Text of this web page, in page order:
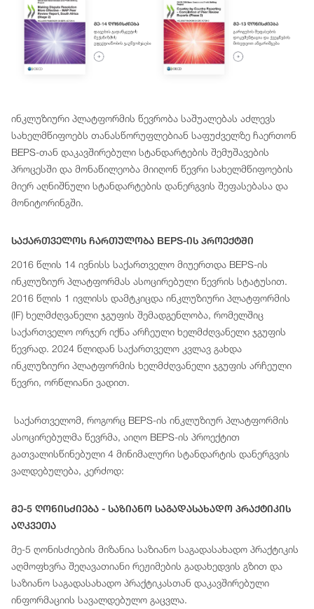
ინკლუზიური პლატფორმის წევრობა საშუალებას აძლევს
სახელმწიფოებს თანასწორუფლებიან საფუძველზე ჩაერთონ
BEPS-თან დაკავშირებული სტანდარტების შემუშავების
პროცესში და მონაწილეობა მიიღონ წევრი სახელმწიფოების
მიერ აღნიშნული სტანდარტების დანერგვის შეფასებასა და
მონიტორინგში.
Საქართველოს Ჩართულობა BEPS-Ის Პროექტში
2016 წლის 14 ივნისს საქართველო მიუერთდა BEPS-ის
ინკლუზიურ პლატფორმას ასოცირებული წევრის სტატუსით.
2016 წლის 1 ივლისს დამტკიცდა ინკლუზიური პლატფორმის
(IF) ხელმძღვანელი ჯგუფის შემადგენლობა, რომელშიც
საქართველო ორჯერ იქნა არჩეული ხელმძღვანელი ჯგუფის
წევრად. 2024 წლიდან საქართველო კვლავ გახდა
ინკლუზიური პლატფორმის ხელმძღვანელი ჯგუფის არჩეული
წევრი, ორწლიანი ვადით.
საქართველომ, როგორც BEPS-ის ინკლუზიურ პლატფორმის
ასოცირებულმა წევრმა, აიღო BEPS-ის პროექტით
გათვალისწინებული 4 მინიმალური სტანდარტის დანერგვის
ვალდებულება, კერძოდ:
Მე-5 Ღონისძიება - Საზიანო Საგადასახადო Პრაქტიკის
Აღკვეთა
მე-5 ღონისძიების მიზანია საზიანო საგადასახადო პრაქტიკის
აღმოფხვრა შეღავათიანი რეჟიმების გადახედვის გზით და
საზიანო საგადასახადო პრაქტიკასთან დაკავშირებული
ინფორმაციის სავალდებულო გაცვლა.